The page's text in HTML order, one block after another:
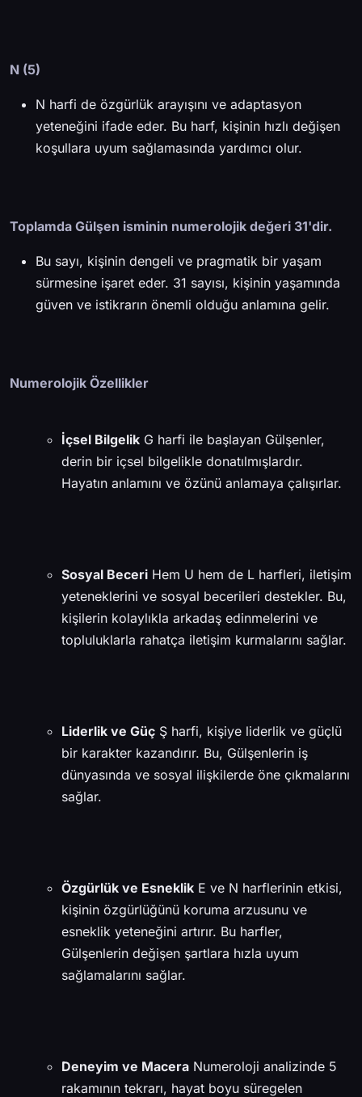
N (5)
N harfi de özgürlük arayışını ve adaptasyon
yeteneğini ifade eder. Bu harf, kişinin hızlı değişen
koşullara uyum sağlamasında yardımcı olur.
Toplamda Gülşen isminin numerolojik değeri 31'dir.
Bu sayı, kişinin dengeli ve pragmatik bir yaşam
sürmesine işaret eder. 31 sayısı, kişinin yaşamında
güven ve istikrarın önemli olduğu anlamına gelir.
Numerolojik Özellikler
İçsel Bilgelik G harfi ile başlayan Gülşenler,
derin bir içsel bilgelikle donatılmışlardır.
Hayatın anlamını ve özünü anlamaya çalışırlar.
Sosyal Beceri Hem U hem de L harfleri, iletişim
yeteneklerini ve sosyal becerileri destekler. Bu,
kişilerin kolaylıkla arkadaş edinmelerini ve
topluluklarla rahatça iletişim kurmalarını sağlar.
Liderlik ve Güç Ş harfi, kişiye liderlik ve güçlü
bir karakter kazandırır. Bu, Gülşenlerin iş
dünyasında ve sosyal ilişkilerde öne çıkmalarını
sağlar.
Özgürlük ve Esneklik E ve N harflerinin etkisi,
kişinin özgürlüğünü koruma arzusunu ve
esneklik yeteneğini artırır. Bu harfler,
Gülşenlerin değişen şartlara hızla uyum
sağlamalarını sağlar.
Deneyim ve Macera Numeroloji analizinde 5
rakamının tekrarı, hayat boyu süregelen